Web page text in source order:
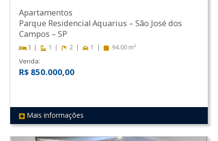
REF 297
Apartamentos
Parque Residencial Aquarius – São José dos
Campos – SP
3 1 2 1 94.00 m²
Venda:
R$ 850.000,00
Mais informações